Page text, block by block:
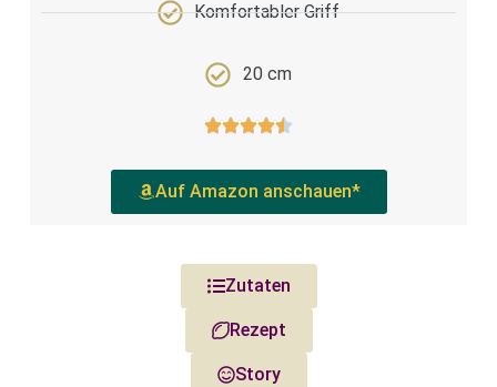
Komfortabler Griff
20 cm
Auf Amazon anschauen*
Zutaten
Rezept
Story